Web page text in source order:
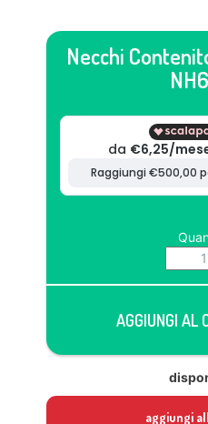
Necchi
AGGIUNGI AL
aggiungi